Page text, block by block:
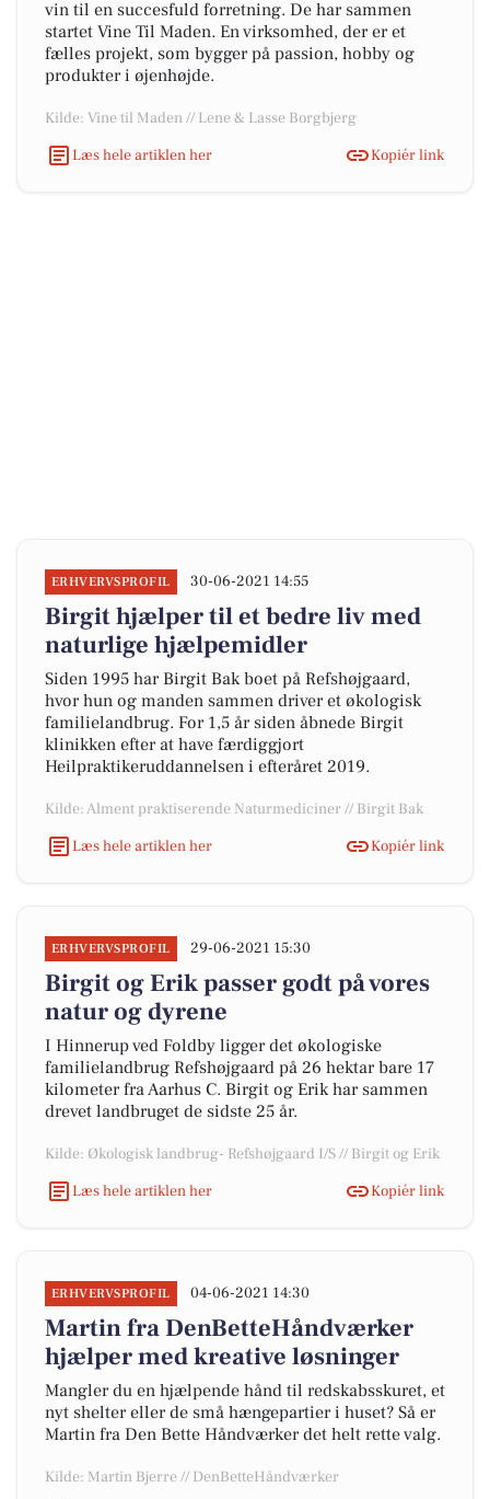
vin til en succesfuld forretning. De har sammen
startet Vine Til Maden. En virksomhed, der er et
fælles projekt, som bygger på passion, hobby og
produkter i øjenhøjde.
Kilde: Vine til Maden // Lene & Lasse Borgbjerg
Læs hele artiklen her
Kopiér link
ERHVERVSPROFIL 30-06-2021 14:55
Birgit hjælper til et bedre liv med
naturlige hjælpemidler
Siden 1995 har Birgit Bak boet på Refshøjgaard,
hvor hun og manden sammen driver et økologisk
familielandbrug. For 1,5 år siden åbnede Birgit
klinikken efter at have færdiggjort
Heilpraktikeruddannelsen i efteråret 2019.
Kilde: Alment praktiserende Naturmediciner // Birgit Bak
Læs hele artiklen her
Kopiér link
ERHVERVSPROFIL 29-06-2021 15:30
Birgit og Erik passer godt på vores
natur og dyrene
I Hinnerup ved Foldby ligger det økologiske
familielandbrug Refshøjgaard på 26 hektar bare 17
kilometer fra Aarhus C. Birgit og Erik har sammen
drevet landbruget de sidste 25 år.
Kilde: Økologisk landbrug- Refshøjgaard I/S // Birgit og Erik
Læs hele artiklen her
Kopiér link
ERHVERVSPROFIL 04-06-2021 14:30
Martin fra DenBetteHåndværker
hjælper med kreative løsninger
Mangler du en hjælpende hånd til redskabsskuret, et
nyt shelter eller de små hængepartier i huset? Så er
Martin fra Den Bette Håndværker det helt rette valg.
Kilde: Martin Bjerre // DenBetteHåndværker